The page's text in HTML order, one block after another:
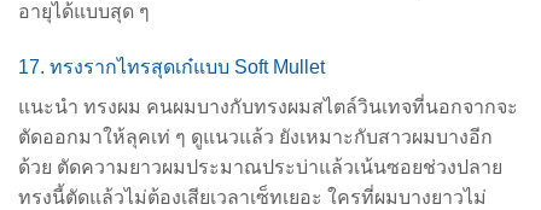
อายุได้แบบสุด ๆ
17. ทรงรากไทรสุดเก๋แบบ Soft Mullet
แนะนำ ทรงผม คนผมบางกับทรงผมสไตล์วินเทจที่นอกจากจะ
ตัดออกมาให้ลุคเท่ ๆ ดูแนวแล้ว ยังเหมาะกับสาวผมบางอีก
ด้วย ตัดความยาวผมประมาณประบ่าแล้วเน้นซอยช่วงปลาย
ทรงนี้ตัดแล้วไม่ต้องเสียเวลาเซ็ทเยอะ ใครที่ผมบางยาวไม่